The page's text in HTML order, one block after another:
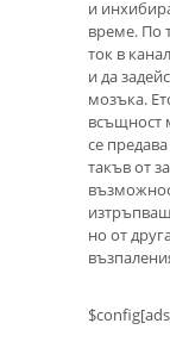
и
време. По
ток в
и да
мозъка.
всъщност
се
такъв от
но от